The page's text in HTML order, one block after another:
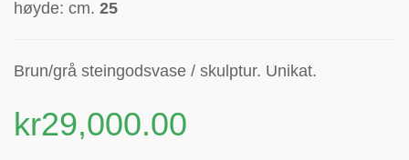
høyde: cm. 25
Brun/grå steingodsvase / skulptur. Unikat.
kr29,000.00